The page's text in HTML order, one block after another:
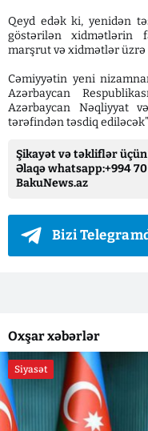
Qeyd edək ki, yenidən
göstərilən xidmətlərin
marşrut və xidmətlər
Cəmiyyətin yeni
Azərbaycan
Azərbaycan Nəqliyyat
tərəfindən təsdiq
Şikayət və təkliflər
Əlaqə whatsapp:+994
BakuNews.az
Bizi
Oxşar xəbərlər
Siyasət